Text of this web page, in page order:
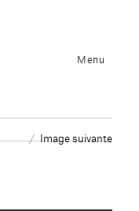
Menu
Image suivante